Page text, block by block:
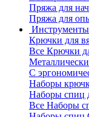
Пряжа для
Пряжа для
Инструменты
Крючки для
Все Крючки
С
Наборы
Наборы спиц
Все Наборы